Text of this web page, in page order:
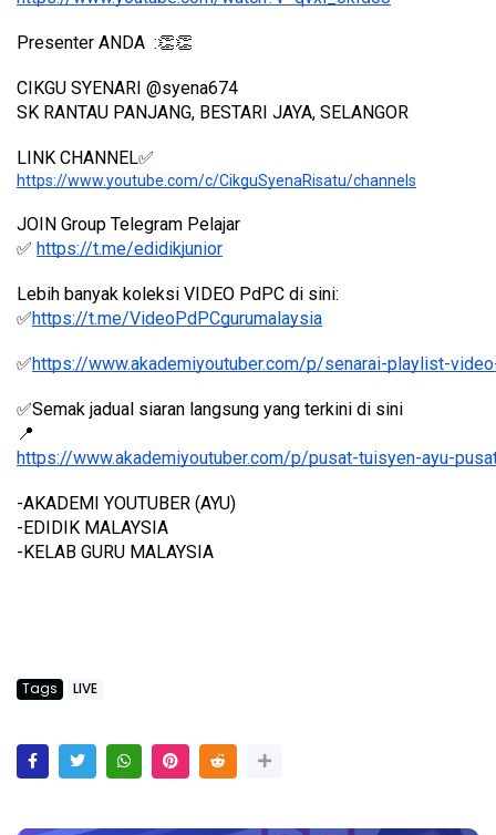
Presenter ANDA  :👏👏
CIKGU SYENARI @syena674
SK RANTAU PANJANG, BESTARI JAYA, SELANGOR
LINK CHANNEL✅
https://www.youtube.com/c/CikguSyenaRisatu/channels
JOIN Group Telegram Pelajar
✅ https://t.me/edidikjunior
Lebih banyak koleksi VIDEO PdPC di sini:
✅https://t.me/VideoPdPCgurumalaysia
✅https://www.akademiyoutuber.com/p/senarai-playlist-
✅Semak jadual siaran langsung yang terkini di sini
📍
https://www.akademiyoutuber.com/p/pusat-tuisyen-ayu-
-AKADEMI YOUTUBER (AYU)
-EDIDIK MALAYSIA
-KELAB GURU MALAYSIA
Tags LIVE